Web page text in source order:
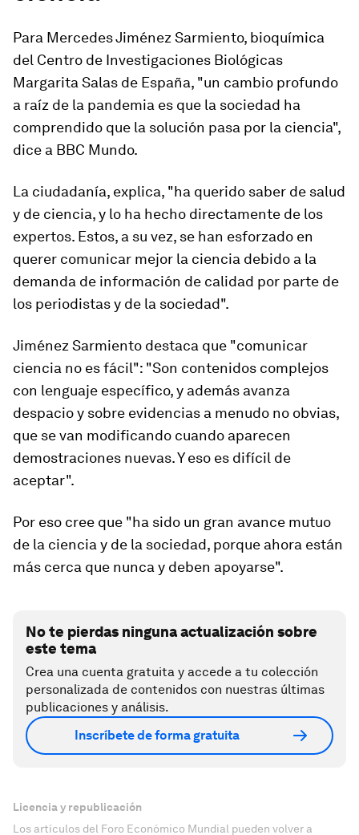
Para Mercedes Jiménez Sarmiento, bioquímica
del Centro de Investigaciones Biológicas
Margarita Salas de España, "un cambio profundo
a raíz de la pandemia es que la sociedad ha
comprendido que la solución pasa por la ciencia",
dice a BBC Mundo.
La ciudadanía, explica, "ha querido saber de salud
y de ciencia, y lo ha hecho directamente de los
expertos. Estos, a su vez, se han esforzado en
querer comunicar mejor la ciencia debido a la
demanda de información de calidad por parte de
los periodistas y de la sociedad".
Jiménez Sarmiento destaca que "comunicar
ciencia no es fácil": "Son contenidos complejos
con lenguaje específico, y además avanza
despacio y sobre evidencias a menudo no obvias,
que se van modificando cuando aparecen
demostraciones nuevas. Y eso es difícil de
aceptar".
Por eso cree que "ha sido un gran avance mutuo
de la ciencia y de la sociedad, porque ahora están
más cerca que nunca y deben apoyarse".
No te pierdas ninguna actualización sobre
este tema
Crea una cuenta gratuita y accede a tu colección
personalizada de contenidos con nuestras últimas
publicaciones y análisis.
Inscríbete de forma gratuita
Licencia y republicación
Los artículos del Foro Económico Mundial pueden volver a